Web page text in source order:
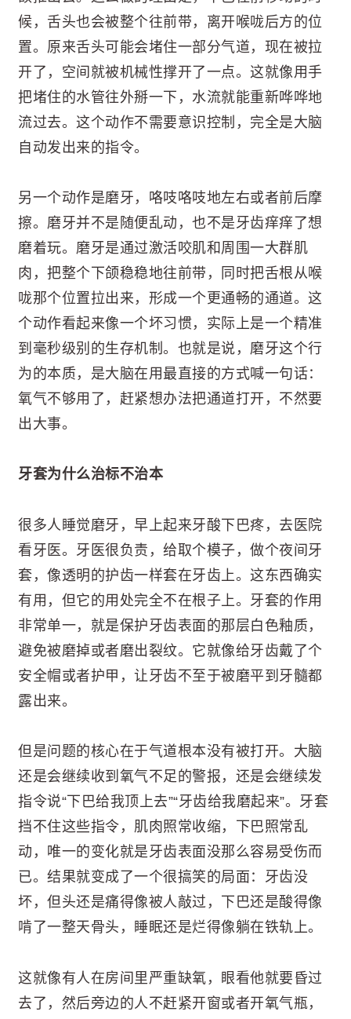
候，舌头也会被整个往前带，离开喉咙后方的位
置。原来舌头可能会堵住一部分气道，现在被拉
开了，空间就被机械性撑开了一点。这就像用手
把堵住的水管往外掰一下，水流就能重新哗哗地
流过去。这个动作不需要意识控制，完全是大脑
自动发出来的指令。
另一个动作是磨牙，咯吱咯吱地左右或者前后摩
擦。磨牙并不是随便乱动，也不是牙齿痒痒了想
磨着玩。磨牙是通过激活咬肌和周围一大群肌
肉，把整个下颌稳稳地往前带，同时把舌根从喉
咙那个位置拉出来，形成一个更通畅的通道。这
个动作看起来像一个坏习惯，实际上是一个精准
到毫秒级别的生存机制。也就是说，磨牙这个行
为的本质，是大脑在用最直接的方式喊一句话：
氧气不够用了，赶紧想办法把通道打开，不然要
出大事。
牙套为什么治标不治本
很多人睡觉磨牙，早上起来牙酸下巴疼，去医院
看牙医。牙医很负责，给取个模子，做个夜间牙
套，像透明的护齿一样套在牙齿上。这东西确实
有用，但它的用处完全不在根子上。牙套的作用
非常单一，就是保护牙齿表面的那层白色釉质，
避免被磨掉或者磨出裂纹。它就像给牙齿戴了个
安全帽或者护甲，让牙齿不至于被磨平到牙髓都
露出来。
但是问题的核心在于气道根本没有被打开。大脑
还是会继续收到氧气不足的警报，还是会继续发
指令说“下巴给我顶上去”“牙齿给我磨起来”。牙套
挡不住这些指令，肌肉照常收缩，下巴照常乱
动，唯一的变化就是牙齿表面没那么容易受伤而
已。结果就变成了一个很搞笑的局面：牙齿没
坏，但头还是痛得像被人敲过，下巴还是酸得像
啃了一整天骨头，睡眠还是烂得像躺在铁轨上。
这就像有人在房间里严重缺氧，眼看他就要昏过
去了，然后旁边的人不赶紧开窗或者开氧气瓶，